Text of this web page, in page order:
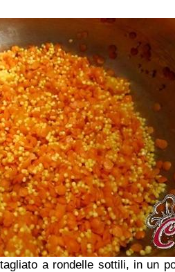
a rondelle sottili, in un